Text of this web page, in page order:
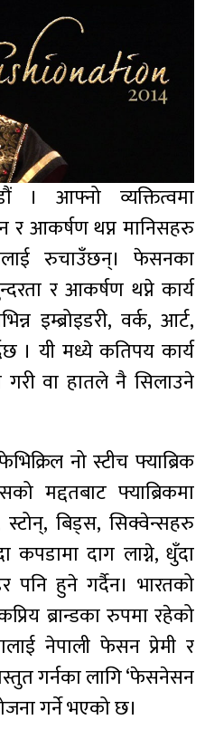
। आफ्नो व्यक्तित्वमा
र आकर्षण थप्न मानिसहरु
रुचाउँछन्। फेसनका
र आकर्षण थप्ने कार्य
इम्ब्रोइडरी, वर्क, आर्ट,
। यी मध्ये कतिपय कार्य
गरी वा हातले नै सिलाउने
नो स्टीच फ्याब्रिक
मद्दतबाट फ्याब्रिकमा
बिड्स, सिक्वेन्सहरु
कपडामा दाग लाग्ने, धुँदा
पनि हुने गर्दैन। भारतको
ब्रान्डका रुपमा रहेको
नेपाली फेसन प्रेमी र
गर्नका लागि ‘फेसनेसन
गर्ने भएको छ।